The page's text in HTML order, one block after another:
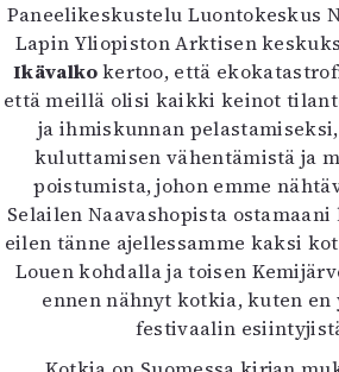
Paneelikeskustelu Luontokeskus
Lapin Yliopiston Arktisen
Ikävalkokertoo, että
että meillä olisi kaikki keinot
ja ihmiskunnan
kuluttamisen vähentämistä ja
poistumista, johon emme
Selailen Naavashopista
eilen tänne ajellessamme kaksi
Louen kohdalla ja toisen
ennen nähnyt kotkia, kuten en
festivaalin